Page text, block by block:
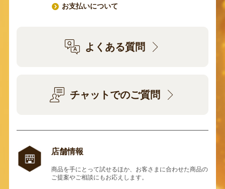
お支払いについて
よくある質問
チャットでのご質問
店舗情報
商品を手にとって試せるほか、お客さまに合わせた商品の
ご提案やご相談にもお応えします。